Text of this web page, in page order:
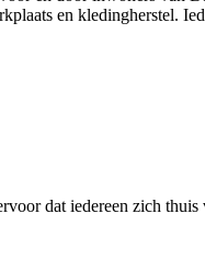
en kledingherstel.
dat iedereen zich thuis